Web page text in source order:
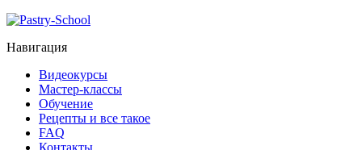
Навигация
Видеокурсы
Мастер-классы
Обучение
Рецепты и все такое
FAQ
Контакты